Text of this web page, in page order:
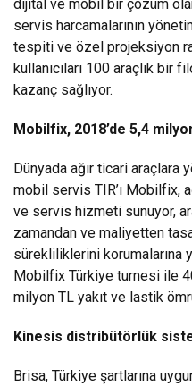
dijital ve mobil bir çözüm
servis harcamalarının
tespiti ve özel projeksiyon
kullanıcıları 100 araçlık bir
kazanç sağlıyor.
Mobilfix, 2018’de 5,4
Dünyada ağır ticari
mobil servis TIR’ı Mobilfix,
ve servis hizmeti sunuyor,
zamandan ve maliyetten
sürekliliklerini korumalarına
Mobilfix Türkiye turnesi ile
milyon TL yakıt ve lastik
Kinesis distribütörlük
Brisa, Türkiye şartlarına